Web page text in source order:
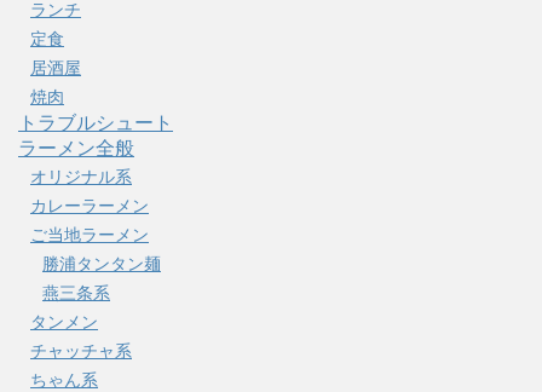
ランチ
定食
居酒屋
焼肉
トラブルシュート
ラーメン全般
オリジナル系
カレーラーメン
ご当地ラーメン
勝浦タンタン麺
燕三条系
タンメン
チャッチャ系
ちゃん系